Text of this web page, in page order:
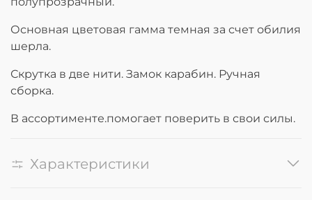
Основная цветовая гамма темная за счет обилия
шерла.
Скрутка в две нити. Замок карабин. Ручная
сборка.
В ассортименте.помогает поверить в свои силы.
Характеристики